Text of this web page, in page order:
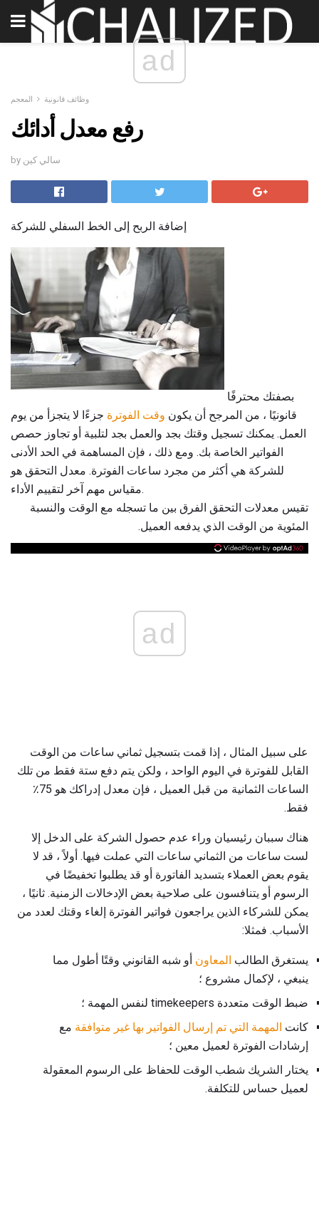
ad
وظائف قانونية المعجم
رفع معدل أدائك
by سالي كين
إضافة الربح إلى الخط السفلي للشركة
قانونيًا ، من المرجح أن يكون وقت الفوترة جزءًا لا يتجزأ من يوم
العمل. يمكنك تسجيل وقتك بجد والعمل بجد لتلبية أو تجاوز حصص
الفواتير الخاصة بك. ومع ذلك ، فإن المساهمة في الحد الأدنى
للشركة هي أكثر من مجرد ساعات الفوترة. معدل التحقق هو
مقياس مهم آخر لتقييم الأداء.
تقيس معدلات التحقق الفرق بين ما تسجله مع الوقت والنسبة
المئوية من الوقت الذي يدفعه العميل.
ad
على سبيل المثال ، إذا قمت بتسجيل ثماني ساعات من الوقت
القابل للفوترة في اليوم الواحد ، ولكن يتم دفع ستة فقط من تلك
الساعات الثمانية من قبل العميل ، فإن معدل إدراكك هو 75٪
فقط.
هناك سببان رئيسيان وراء عدم حصول الشركة على الدخل إلا
لست ساعات من الثماني ساعات التي عملت فيها. أولاً ، قد لا
يقوم بعض العملاء بتسديد الفاتورة أو قد يطلبوا تخفيضًا في
الرسوم أو يتنافسون على صلاحية بعض الإدخالات الزمنية. ثانيًا ،
يمكن للشركاء الذين يراجعون فواتير الفوترة إلغاء وقتك لعدد من
الأسباب. فمثلا:
يستغرق الطالب المعاون أو شبه القانوني وقتًا أطول مما
ينبغي ، لإكمال مشروع ؛
ضبط الوقت متعددة timekeepers لنفس المهمة ؛
كانت المهمة التي تم إرسال الفواتير بها غير متوافقة مع
إرشادات الفوترة لعميل معين ؛
يختار الشريك شطب الوقت للحفاظ على الرسوم المعقولة
لعميل حساس للتكلفة.